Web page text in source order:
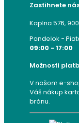
Zastihnete
Kaplna 576,
Pondelok -
09:00 - 17:00
Možnosti
V našom e-
Váš nákup
bránu.